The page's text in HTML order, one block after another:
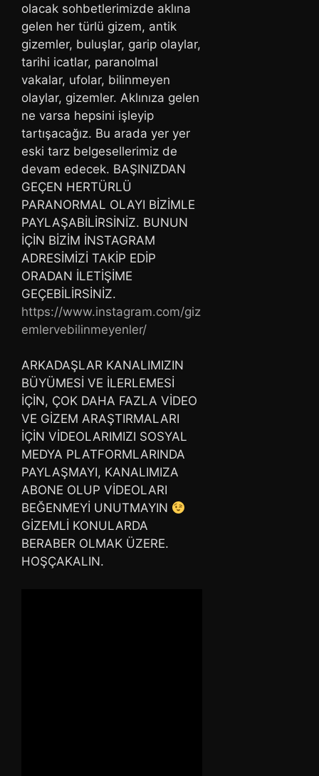
olacak sohbetlerimizde aklına
gelen her türlü gizem, antik
gizemler, buluşlar, garip olaylar,
tarihi icatlar, paranolmal
vakalar, ufolar, bilinmeyen
olaylar, gizemler. Aklınıza gelen
ne varsa hepsini işleyip
tartışacağız. Bu arada yer yer
eski tarz belgesellerimiz de
devam edecek. BAŞINIZDAN
GEÇEN HERTÜRLÜ
PARANORMAL OLAYI BİZİMLE
PAYLAŞABİLİRSİNİZ. BUNUN
İÇİN BİZİM İNSTAGRAM
ADRESİMİZİ TAKİP EDİP
ORADAN İLETİŞİME
GEÇEBİLİRSİNİZ.
https://www.instagram.com/giz
emlervebilinmeyenler/
ARKADAŞLAR KANALIMIZIN
BÜYÜMESİ VE İLERLEMESİ
İÇİN, ÇOK DAHA FAZLA VİDEO
VE GİZEM ARAŞTIRMALARI
İÇİN VİDEOLARIMIZI SOSYAL
MEDYA PLATFORMLARINDA
PAYLAŞMAYI, KANALIMIZA
ABONE OLUP VİDEOLARI
BEĞENMEYİ UNUTMAYIN
GİZEMLİ KONULARDA
BERABER OLMAK ÜZERE.
HOŞÇAKALIN.